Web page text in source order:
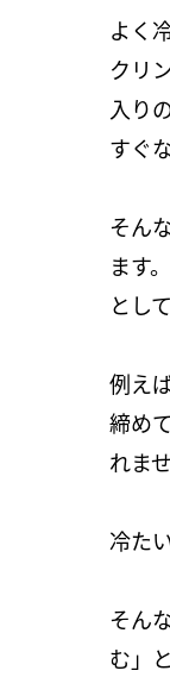
よく
クリ
入り
すぐ
そん
ます
とし
例え
締め
れま
冷た
そん
む」